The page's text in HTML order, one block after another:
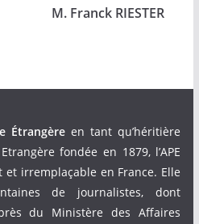
M. Franck RIESTER
Étrangèreen tant qu’héritière
fondée en 1879, l’APE
irremplaçable en France. Elle
de journalistes, dont
du Ministère des Affaires